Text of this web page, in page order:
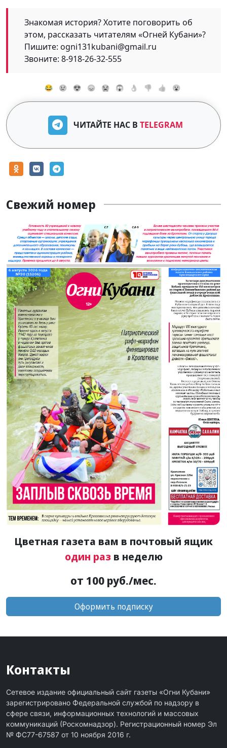
Знакомая история? Хотите поговорить об
этом, рассказать читателям «Огней Кубани»?
Пишите: ogni131kubani@gmail.ru
Звоните: 8-918-26-32-555
😂 😢 😍 😞 😭 😱 👌 👎 👍 😮
ЧИТАЙТЕ НАС ВTELEGRAM
Свежий номер
Цветная газета вам в почтовый ящик
один разв неделю
от 100 руб./мес.
Оформить подписку
Контакты
Сетевое издание официальный сайт газеты «Огни Кубани»
зарегистрировано Федеральной службой по надзору в
сфере связи, информационных технологий и массовых
коммуникаций (Роскомнадзор). Регистрационный номер Эл
№ ФС77-67587 от 10 ноября 2016 г.